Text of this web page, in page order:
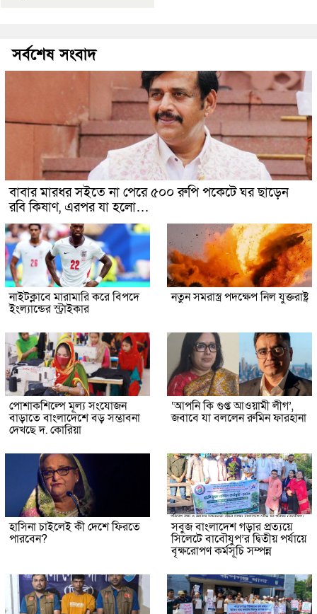
সর্বশেষ সংবাদ
বাবার মারধর সইতে না পেরে ৫০০ রুপি পকেটে ঘর ছাড়েন
রবি কিষাণ, এরপর যা হলো…
নাইটক্লাবে মারামারি করে বিপদে
ইংল্যান্ডের স্ট্রাইকার
নতুন সমরাস্ত্র পদক্ষেপ নিল যুক্তরাষ্ট্র
পোশাকশিল্পে মূল্য সংযোজন
বাড়াতে বাংলাদেশে বড় সম্ভাবনা
দেখছে দ. কোরিয়া
‘আপনি কি গুপ্ত আওয়ামী লীগ’,
জবাবে যা বললেন রুমিন ফারহানা
হাসিনা চাইলেই কী দেশে ফিরতে
পারবেন?
সবুজ বাংলাদেশ গড়ার প্রত্যয়ে
সিলেটে বাবৌযুপ’র দ্বিতীয় পর্যায়ে
বৃক্ষরোপণ কর্মসূচি সম্পন্ন